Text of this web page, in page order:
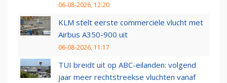
06-08-2026, 12:20
KLM stelt eerste commerciële vlucht met
Airbus A350-900 uit
06-08-2026, 11:17
TUI breidt uit op ABC-eilanden: volgend
jaar meer rechtstreekse vluchten vanaf